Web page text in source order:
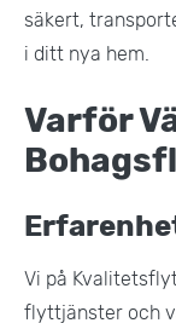
säkert,
i ditt nya hem​.
Varför
Vi på
flyttjänster och